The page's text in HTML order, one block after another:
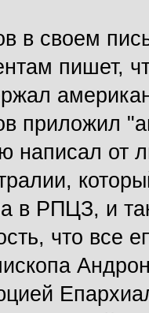
в своем
пишет,
приложил
написал от
в РПЦЗ, и
что все